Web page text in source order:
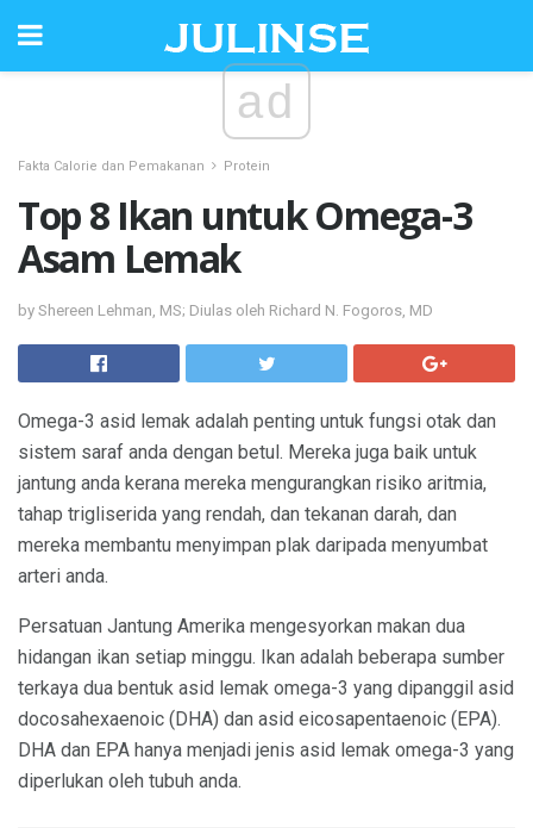
ad
Fakta Calorie dan Pemakanan Protein
Top 8 Ikan untuk Omega-3
Asam Lemak
by Shereen Lehman, MS; Diulas oleh Richard N. Fogoros, MD
Omega-3 asid lemak adalah penting untuk fungsi otak dan
sistem saraf anda dengan betul. Mereka juga baik untuk
jantung anda kerana mereka mengurangkan risiko aritmia,
tahap trigliserida yang rendah, dan tekanan darah, dan
mereka membantu menyimpan plak daripada menyumbat
arteri anda.
Persatuan Jantung Amerika mengesyorkan makan dua
hidangan ikan setiap minggu. Ikan adalah beberapa sumber
terkaya dua bentuk asid lemak omega-3 yang dipanggil asid
docosahexaenoic (DHA) dan asid eicosapentaenoic (EPA).
DHA dan EPA hanya menjadi jenis asid lemak omega-3 yang
diperlukan oleh tubuh anda.